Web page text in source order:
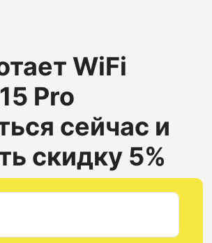
WiFi
Pro
сейчас и
скидку 5%